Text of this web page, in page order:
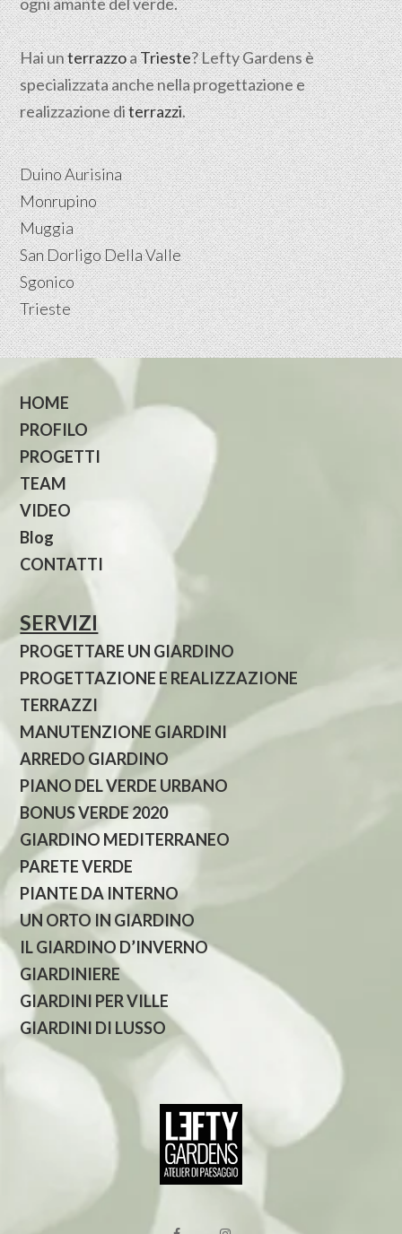
Hai unterrazzoaTrieste? Lefty Gardens è
specializzata anche nella progettazione e
realizzazione diterrazzi.
Duino Aurisina
Monrupino
Muggia
San Dorligo Della Valle
Sgonico
Trieste
HOME
PROFILO
PROGETTI
TEAM
VIDEO
Blog
CONTATTI
SERVIZI
PROGETTARE UN GIARDINO
PROGETTAZIONE E REALIZZAZIONE
TERRAZZI
MANUTENZIONE GIARDINI
ARREDO GIARDINO
PIANO DEL VERDE URBANO
BONUS VERDE 2020
GIARDINO MEDITERRANEO
PARETE VERDE
PIANTE DA INTERNO
UN ORTO IN GIARDINO
IL GIARDINO D’INVERNO
GIARDINIERE
GIARDINI PER VILLE
GIARDINI DI LUSSO